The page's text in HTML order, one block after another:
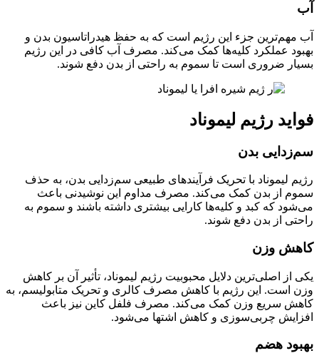
آب
آب مهم‌ترین جزء این رژیم است که به حفظ هیدراتاسیون بدن و
بهبود عملکرد کلیه‌ها کمک می‌کند. مصرف آب کافی در این رژیم
بسیار ضروری است تا سموم به راحتی از بدن دفع شوند.
فواید رژیم لیموناد
سم‌زدایی بدن
رژیم لیموناد با تحریک فرآیندهای طبیعی سم‌زدایی بدن، به حذف
سموم از بدن کمک می‌کند. مصرف مداوم این نوشیدنی باعث
می‌شود که کبد و کلیه‌ها کارایی بیشتری داشته باشند و سموم به
راحتی از بدن دفع شوند.
کاهش وزن
یکی از اصلی‌ترین دلایل محبوبیت رژیم لیموناد، تأثیر آن بر کاهش
وزن است. این رژیم با کاهش مصرف کالری و تحریک متابولیسم، به
کاهش سریع وزن کمک می‌کند. مصرف فلفل کاین نیز باعث
افزایش چربی‌سوزی و کاهش اشتها می‌شود.
بهبود هضم